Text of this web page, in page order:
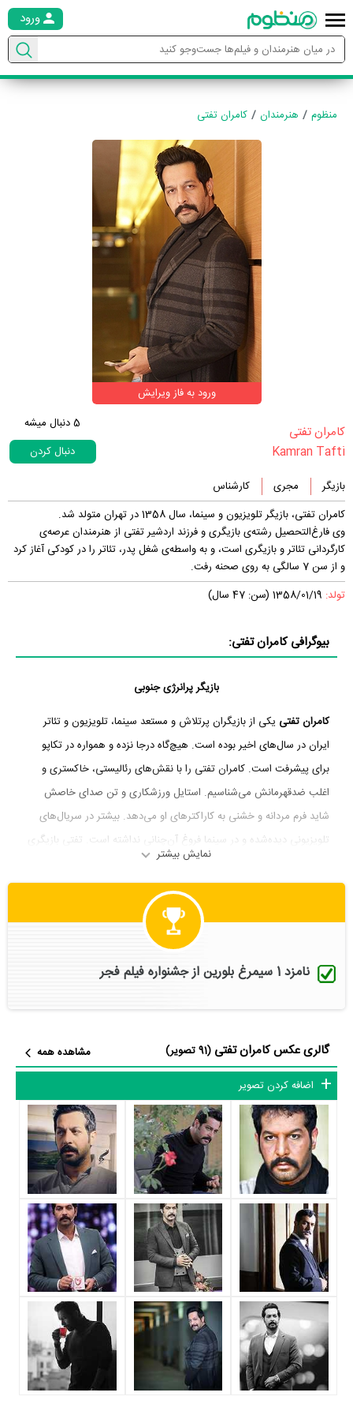
ورود
منظوم هنرمندان کامران تفتی
ورود به فاز ویرایش
‏کامران تفتی‏
Kamran Tafti
5دنبال میشه
دنبال کردن
بازیگر
مجری
کارشناس
کامران تفتی، بازیگر تلویزیون و سینما، سال 1358 در تهران متولد شد.
وی فارغ‌التحصیل رشته‌ی بازیگری و فرزند اردشیر تفتی از هنرمندان عرصه‌ی
کارگردانی تئاتر و بازیگری است، و به واسطه‌ی شغل پدر، تئاتر را در کودکی آغاز کرد
و از سن 7 سالگی به روی صحنه رفت.
تولد:
بیوگرافی کامران تفتی:
بازیگر پرانرژی جنوبی
کامران تفتی یکی از بازیگران پرتلاش و مستعد سینما، تلویزیون و تئاتر
ایران در سال‌های اخیر بوده است. هیچ‌گاه درجا نزده و همواره در تکاپو
برای پیشرفت است. کامران تفتی را با نقش‌های رئالیستی، خاکستری و
اغلب ضدقهرمانش می‌شناسیم. استایل ورزشکاری و تن صدای خاصش
شاید فرم مردانه و خشنی به کاراکترهای او می‌دهد. بیشتر در سریال‌های
تلویزیونی دیده‌شده و در سینما فروغ آن‌چنانی نداشته است. تفتی بازیگری
را از کودکی آغاز نموده و تحصیلاتش را نیز در همین زمینه ادامه داده است.
از آشناترین فعالیت‌های بازیگری‌اش می‌توان به مجموعه‌های
«خواب‌وبیدار»، «زیر هشت»، «تاوان»، «راز پنهان»، «دیوار»، «میکاییل» و
این روزها «سایه‌بان» اشاره کرد. به مناسبت حضور در سی و ششمین فیلم
کامران تفتی که اصالتی آبادانی دارد، 19 فروردین 1358 در تهران متولد
شد.پدرش اردشیر تفتیاز بازیگران پیشکسوت قبل از انقلاب است. ذوق و
استعداد بازیگری حاصل کامران از فضل پدر بود. او از سن خیلی پایین با
تشویق پدرش به فراگیری بازیگری پرداخت و بعدها تحصیلاتش را نیز در
همین حیطه ادامه داد.
برادرش کیوان هم ضلع سوم این مثلث هنری است
و در عرصه موسیقی فعالیت می‌کند.
آغاز فعالیت هنری
تفتی از هشت‌سالگی با حضور در کلاس‌های تئاتر فراگیری این هنر را آغاز
کرد. تشویق‌های پدرش مسلماً تأثیر بسزایی داشت اما علاقه به بازیگری از
کودکی در خون خودش نیز می‌جوشید. او در پاسخ به این سؤال که اگر پدر
بازیگر نبود آیا بازیگر می‌شدید، می‌گوید: «فکر می‌کنم این امکان وجود
داشت، چون خودم به این رشته علاقه داشتم که تحصیلات خود را هم در
این زمینه ادامه دادم. البته بازهم از پدرم تشکر می‌کنم که از همان بچگی
نمایش بیشتر
نامزد 1 سیمرغ بلورین از جشنواره فیلم فجر
گالری عکس کامران تفتی (91 تصویر)
مشاهده همه
اضافه کردن تصویر